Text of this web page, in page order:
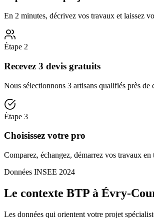
En 2 minutes, décrivez vos travaux et laissez
Étape 2
Recevez 3 devis gratuits
Nous sélectionnons 3 artisans qualifiés près de
Étape 3
Choisissez votre pro
Comparez, échangez, démarrez vos travaux en
Données INSEE 2024
Le contexte BTP à Évry-
Les données qui orientent votre projet